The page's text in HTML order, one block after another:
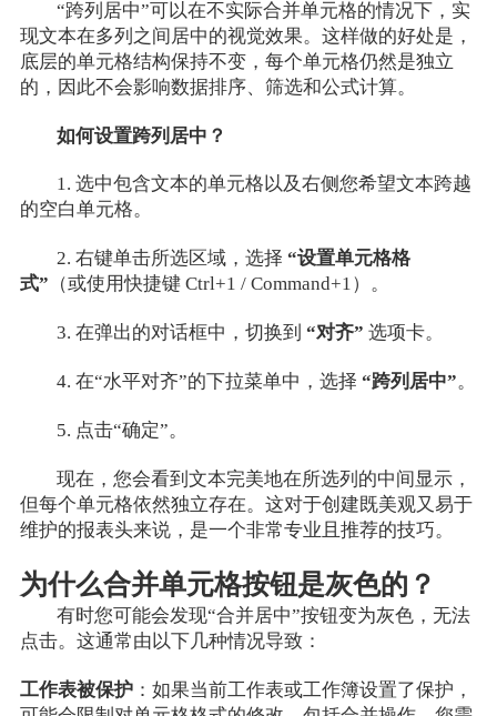
“跨列居中”可以在不实际合并单元格的情况下，实
现文本在多列之间居中的视觉效果。这样做的好处是，
底层的单元格结构保持不变，每个单元格仍然是独立
的，因此不会影响数据排序、筛选和公式计算。
如何设置跨列居中？
1. 选中包含文本的单元格以及右侧您希望文本跨越
的空白单元格。
2. 右键单击所选区域，选择“设置单元格格
式” （或使用快捷键 Ctrl+1 / Command+1）。
3. 在弹出的对话框中，切换到“对齐” 选项卡。
4. 在“水平对齐”的下拉菜单中，选择“跨列居中”。
5. 点击“确定”。
现在，您会看到文本完美地在所选列的中间显示，
但每个单元格依然独立存在。这对于创建既美观又易于
维护的报表头来说，是一个非常专业且推荐的技巧。
为什么合并单元格按钮是灰色的？
有时您可能会发现“合并居中”按钮变为灰色，无法
点击。这通常由以下几种情况导致：
工作表被保护：如果当前工作表或工作簿设置了保护，